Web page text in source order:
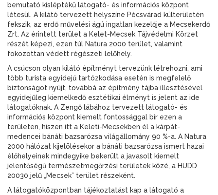
bemutató kisléptékű látogató- és információs központ
létesül. A kilátó tervezett helyszíne Pécsvárad külterületén
fekszik, az erdő művelési ágú ingatlan kezelője a Mecsekerdő
Zrt. Az érintett terület a Kelet-Mecsek Tájvédelmi Körzet
részét képezi, ezen túl Natura 2000 terület, valamint
fokozottan védett régészeti lelőhely.
A csúcson olyan kilátó építményt tervezünk létrehozni, ami
több turista egyidejű tartózkodása esetén is megfelelő
biztonságot nyújt, továbbá az építmény tájba illesztésével
egyidejűleg kiemelkedő esztétikai élményt is jelent az ide
látogatóknak. A Zengő lábához tervezett látogató- és
információs központ kiemelt fontossággal bír ezen a
területen, hiszen itt a Keleti-Mecsekben él a kárpát-
medencei bánáti bazsarózsa világállomány 90 %-a. A Natura
2000 hálózat kijelölésekor a bánáti bazsarózsa ismert hazai
élőhelyeinek mindegyike bekerült a javasolt kiemelt
jelentőségű természetmegőrzési területek közé, a HUDD
20030 jelű „Mecsek” terület részeként.
A látogatóközpontban tájékoztatást kap a látogató a